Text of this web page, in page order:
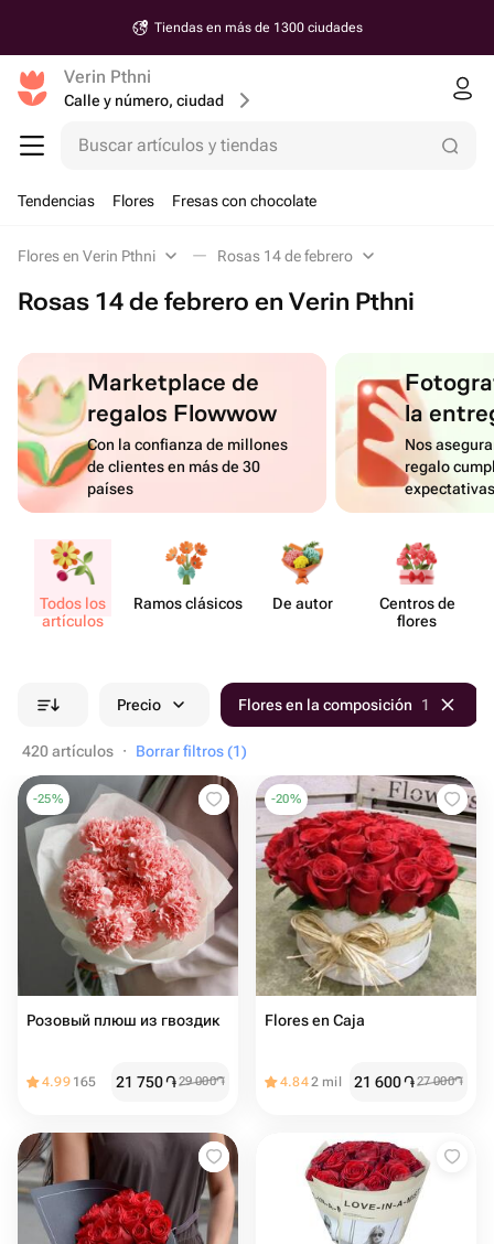
Tiendas en más de 1300 ciudades
Verin Pthni
Calle y número, ciudad
Buscar artículos y tiendas
Tendencias Flores Fresas con chocolate
Flores en Verin Pthni Rosas 14 de febrero
Rosas 14 de febrero en Verin Pthni
Marketplace de
regalos Flowwow
Con la confianza de millones
de clientes en más de 30
países
la
Nos
regalo
Todos los
artículos
Ramos clásicos De autor
Centros de
flores
Precio Flores en la composición 1
420 artículos · Borrar filtros (1)
-25%
Розовый плюш из гвоздик
4.99 165 21 750֏29 000֏
-20%
Flores en Caja
4.842 mil 21 600֏27 000֏